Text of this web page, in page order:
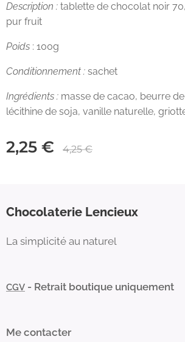
Description : tablette de chocolat noir
pur fruit
Poids : 100g
Conditionnement : sachet
Ingrédients : masse de cacao, beurre
lécithine de soja, vanille naturelle,
2,25 € 4,25€
Chocolaterie Lencieux
La simplicité au naturel
CGV - Retrait boutique uniquement
Me contacter